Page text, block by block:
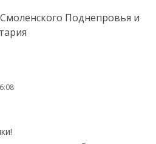
Поднепровья и